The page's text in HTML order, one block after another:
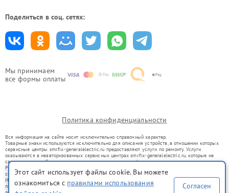
Мы принимаем
все формы оплаты
Поделиться в соц. сетях:
Политика конфиденциальности
Вся информация на сайте носит исключительно справочный характер.
Товарные знаки используются исключительно для описания устройств, в отношении которых
сервисные центры smr.fix-generalelectric.ru предоставляют услуги по ремонту. Услуги
оказываются в неавторизованных сервисных центрах smr.fix-generalelectric.ru, которые не
связаны с правообладателями товарных знаков или их официальными представителями.
Ремонт осуществляется для устройств, уже введенных в гражданский оборот в соответствии
со статьей 1487 ГК РФ.
Использование товарных знаков не преследует цели индивидуализации услуг или введения
потребителей в заблуждение, а служит для информирования о предоставляемых услугах по
Этот сайт использует файлы cookie. Вы можете
ознакомиться с правилами использования
Согласен